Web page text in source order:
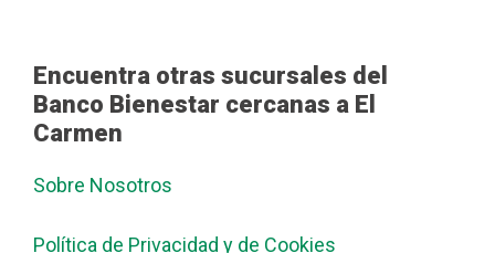
Encuentra otras sucursales del
Banco Bienestar cercanas a El
Carmen
Sobre Nosotros
Política de Privacidad y de Cookies